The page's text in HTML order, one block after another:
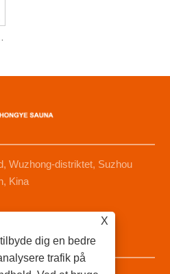
Wuzhong-distriktet, Suzhou
Kina
X
dig en bedre
trafik på